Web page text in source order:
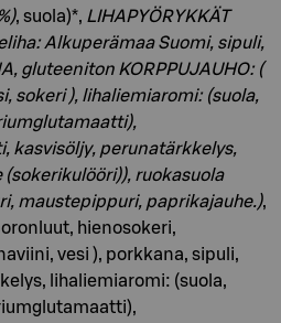
, suola)*, LIHAPYÖRYKKÄT
Alkuperämaa Suomi, sipuli,
, gluteeniton KORPPUJAUHO: (
sokeri ), lihaliemiaromi: (suola,
kasvisöljy, perunatärkkelys,
ruokasuola
maustepippuri, paprikajauhe.),
hienosokeri,
vesi ), porkkana, sipuli,
lihaliemiaromi: (suola,